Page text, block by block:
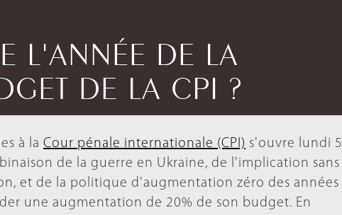
L'ANNÉE DE LA
DE LA CPI ?
à la Cour pénale internationale (CPI) s'ouvre lundi 5
de la guerre en Ukraine, de l'implication sans
et de la politique d'augmentation zéro des années
une augmentation de 20% de son budget. En